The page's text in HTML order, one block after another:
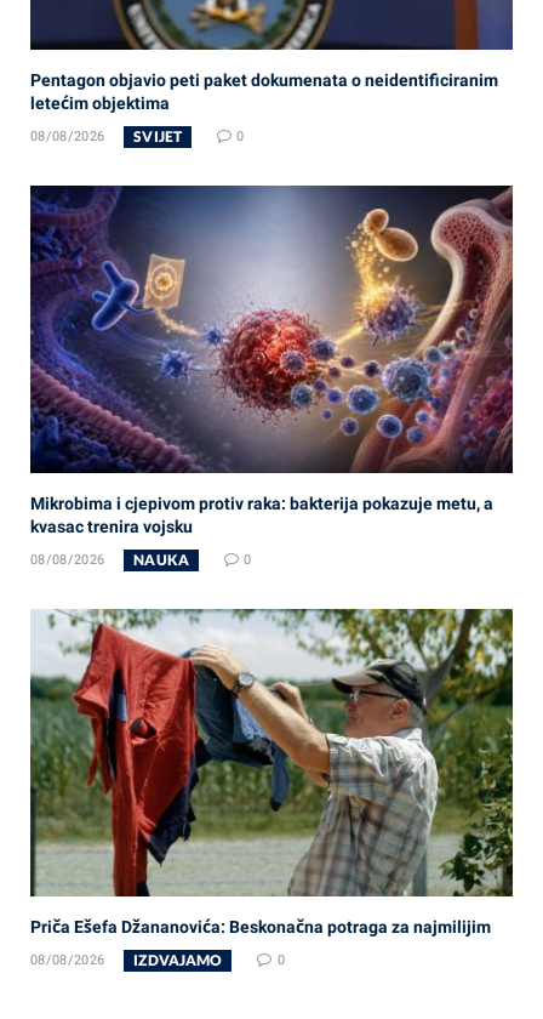
Pentagon objavio peti paket dokumenata o neidentificiranim
letećim objektima
08/08/2026 SVIJET 0
Mikrobima i cjepivom protiv raka: bakterija pokazuje metu, a
kvasac trenira vojsku
08/08/2026 NAUKA 0
Priča Ešefa Džananovića: Beskonačna potraga za najmilijim
08/08/2026 IZDVAJAMO 0